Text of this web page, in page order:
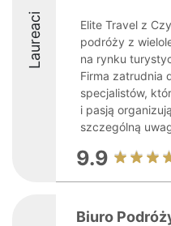
Laureaci
Elite Travel z
podróży z
na rynku
Firma zatrudnia
specjalistów,
i pasją
szczególną
9.9
Biuro